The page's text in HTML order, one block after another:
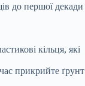
до першої декади
кільця, які
прикрийте ґрунт